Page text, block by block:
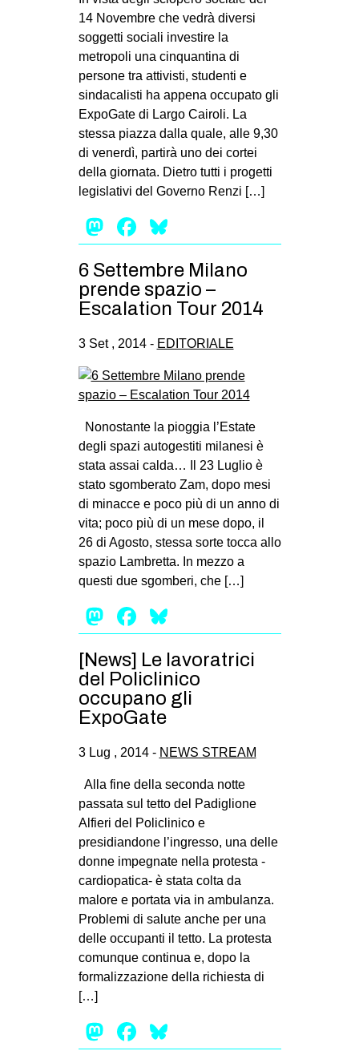
14 Novembre che vedrà diversi
soggetti sociali investire la
metropoli una cinquantina di
persone tra attivisti, studenti e
sindacalisti ha appena occupato gli
ExpoGate di Largo Cairoli. La
stessa piazza dalla quale, alle 9,30
di venerdì, partirà uno dei cortei
della giornata. Dietro tutti i progetti
legislativi del Governo Renzi […]
Mastodon
Facebook
6 Settembre Milano
prende spazio –
Escalation Tour 2014
3 Set , 2014 - EDITORIALE
Nonostante la pioggia l’Estate
degli spazi autogestiti milanesi è
stata assai calda… Il 23 Luglio è
stato sgomberato Zam, dopo mesi
di minacce e poco più di un anno di
vita; poco più di un mese dopo, il
26 di Agosto, stessa sorte tocca allo
spazio Lambretta. In mezzo a
questi due sgomberi, che […]
Mastodon
Facebook
[News] Le lavoratrici
del Policlinico
occupano gli
ExpoGate
3 Lug , 2014 - NEWS STREAM
Alla fine della seconda notte
passata sul tetto del Padiglione
Alfieri del Policlinico e
presidiandone l’ingresso, una delle
donne impegnate nella protesta -
cardiopatica- è stata colta da
malore e portata via in ambulanza.
Problemi di salute anche per una
delle occupanti il tetto. La protesta
comunque continua e, dopo la
formalizzazione della richiesta di
[…]
Mastodon
Facebook